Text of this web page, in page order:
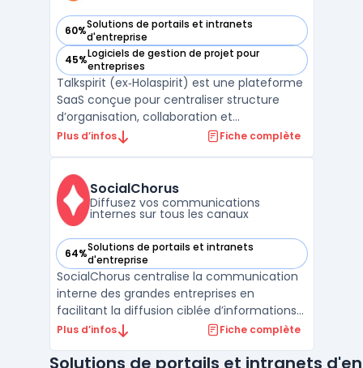
60%Solutions de portails et intranets
d'entreprise
— voir Talkspirit (ex‑Holaspirit) dans cette catégorie
45%Logiciels de gestion de projet pour
entreprises
— voir Talkspirit (ex‑Holaspirit) dans cette catégorie
Talkspirit (ex‑Holaspirit) est une plateforme
SaaS conçue pour centraliser structure
d’organisation, collaboration et
communication interne dans un
groupes multi-structures et les
organisations en transformation qui gère ...
Plus d’infos Fiche complète
SocialChorus
Diffusez vos communications
internes sur tous les canaux
64%Solutions de portails et intranets
d'entreprise
— voir SocialChorus dans cette catégorie
SocialChorus centralise la communication
interne des grandes entreprises en
facilitant la diffusion ciblée d’informations
auprès de chaque profil d’employé. Cette
s’ajuste aux enjeux de personnalisation des
Plus d’infos Fiche complète
Solutions de portails et intranets